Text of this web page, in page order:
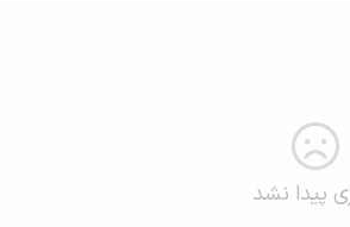
پیدا نشد